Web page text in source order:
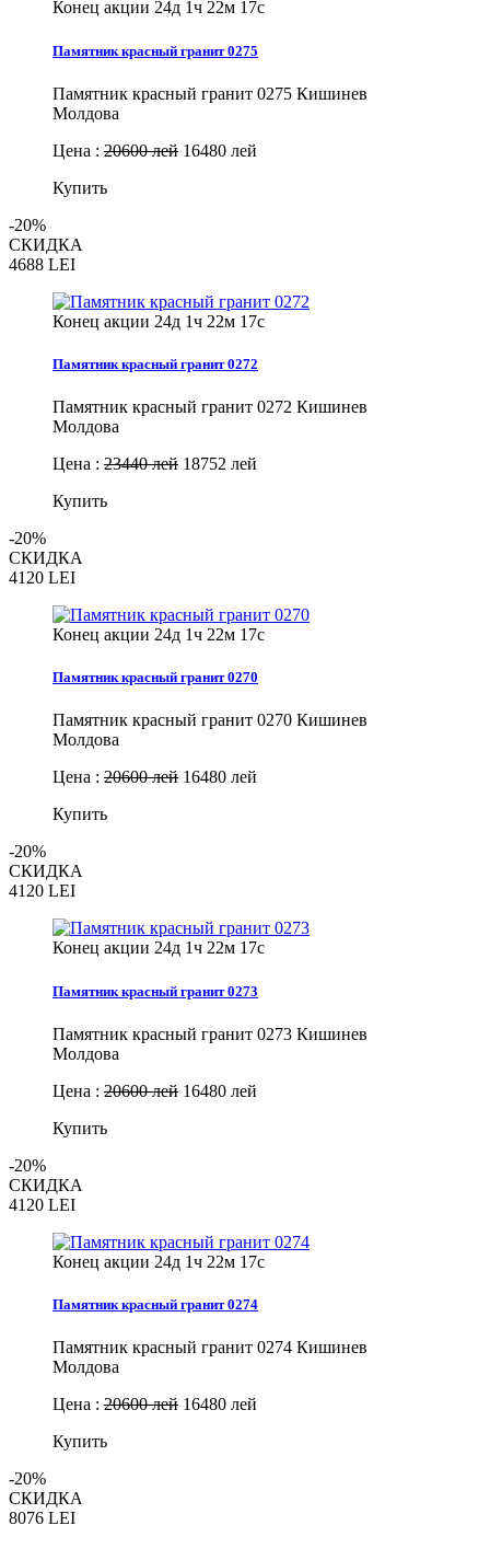
Конец акции 24д 1ч 22м 16с
Памятник красный гранит 0275
Памятник красный гранит 0275 Кишинев
Молдова
Цена : 20600 лей 16480 лей
Купить
-20%
СКИДКА
4688 LEI
Конец акции 24д 1ч 22м 16с
Памятник красный гранит 0272
Памятник красный гранит 0272 Кишинев
Молдова
Цена : 23440 лей 18752 лей
Купить
-20%
СКИДКА
4120 LEI
Конец акции 24д 1ч 22м 16с
Памятник красный гранит 0270
Памятник красный гранит 0270 Кишинев
Молдова
Цена : 20600 лей 16480 лей
Купить
-20%
СКИДКА
4120 LEI
Конец акции 24д 1ч 22м 16с
Памятник красный гранит 0273
Памятник красный гранит 0273 Кишинев
Молдова
Цена : 20600 лей 16480 лей
Купить
-20%
СКИДКА
4120 LEI
Конец акции 24д 1ч 22м 16с
Памятник красный гранит 0274
Памятник красный гранит 0274 Кишинев
Молдова
Цена : 20600 лей 16480 лей
Купить
-20%
СКИДКА
8076 LEI